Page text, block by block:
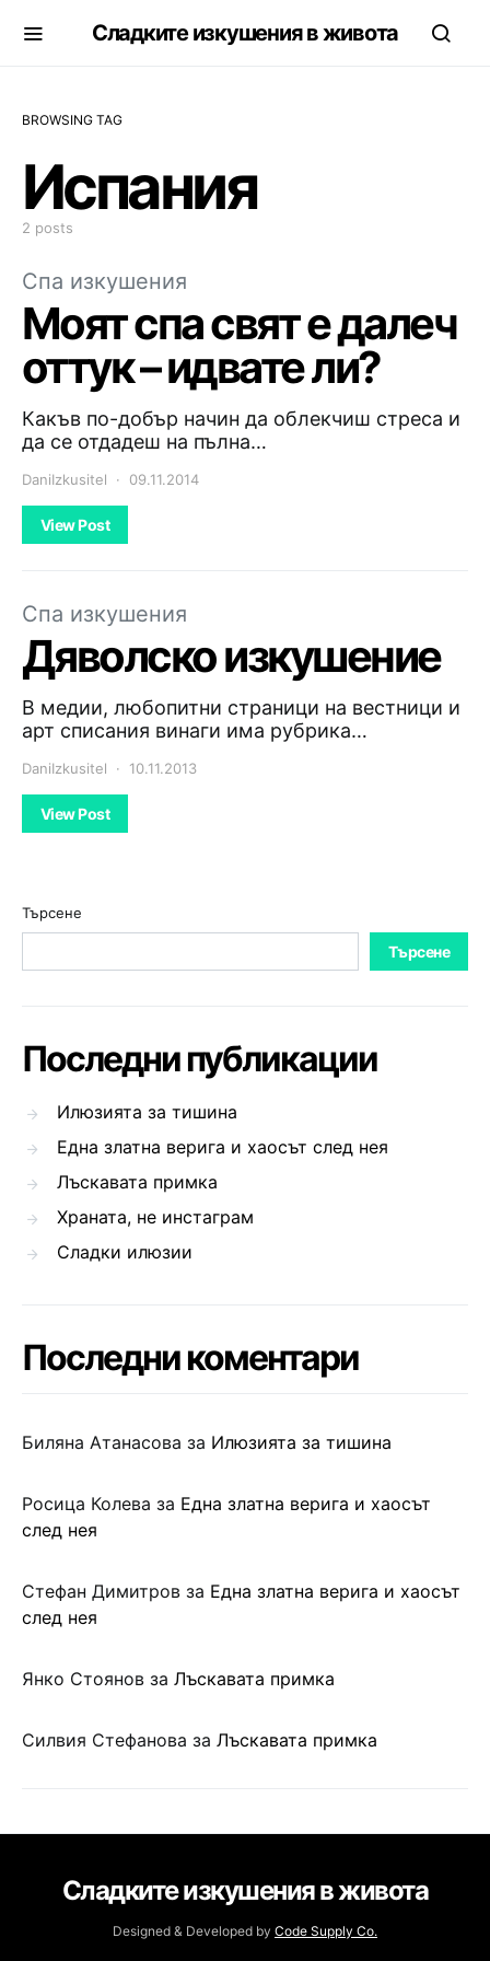
Сладките изкушения в живота
BROWSING TAG
Испания
2 posts
Спа изкушения
Моят спа свят е далеч
оттук – идвате ли?
Какъв по-добър начин да облекчиш стреса и
да се отдадеш на пълна…
DaniIzkusitel 09.11.2014
View Post
Спа изкушения
Дяволско изкушение
В медии, любопитни страници на вестници и
арт списания винаги има рубрика…
DaniIzkusitel 10.11.2013
View Post
Търсене
Търсене
Последни публикации
Илюзията за тишина
Една златна верига и хаосът след нея
Лъскавата примка
Храната, не инстаграм
Сладки илюзии
Последни коментари
Биляна Атанасова за Илюзията за тишина
Росица Колева за Една златна верига и хаосът
след нея
Стефан Димитров за Една златна верига и хаосът
след нея
Янко Стоянов за Лъскавата примка
Силвия Стефанова за Лъскавата примка
Сладките изкушения в живота
Designed & Developed by Code Supply Co.